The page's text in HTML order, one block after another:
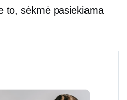
to, sėkmė pasiekiama